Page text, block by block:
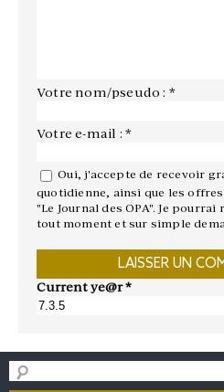
Votre nom/pseudo : *
Votre e-mail : *
Oui, j'accepte de recevoir
quotidienne, ainsi que les
"Le Journal des OPA". Je
tout moment et sur simple
Current ye@r*